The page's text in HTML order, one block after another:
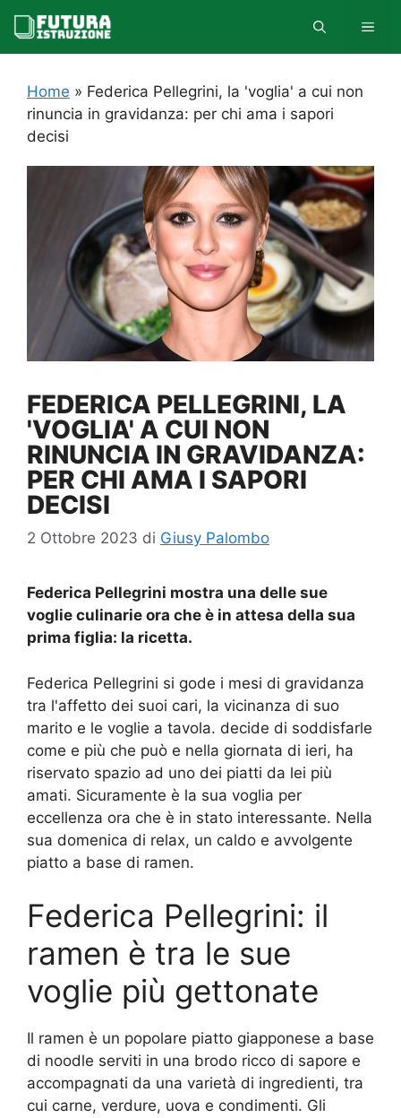
contenuto
Home » Federica Pellegrini, la 'voglia' a cui non
rinuncia in gravidanza: per chi ama i sapori
decisi
FEDERICA PELLEGRINI, LA
'VOGLIA' A CUI NON
RINUNCIA IN GRAVIDANZA:
PER CHI AMA I SAPORI
DECISI
2 Ottobre 2023 di Giusy Palombo
Federica Pellegrini mostra una delle sue
voglie culinarie ora che è in attesa della sua
prima figlia: la ricetta.
Federica Pellegrini si gode i mesi di gravidanza
tra l'affetto dei suoi cari, la vicinanza di suo
marito e le voglie a tavola. decide di soddisfarle
come e più che può e nella giornata di ieri, ha
riservato spazio ad uno dei piatti da lei più
amati. Sicuramente è la sua voglia per
eccellenza ora che è in stato interessante. Nella
sua domenica di relax, un caldo e avvolgente
piatto a base di ramen.
Federica Pellegrini: il
ramen è tra le sue
voglie più gettonate
Il ramen è un popolare piatto giapponese a base
di noodle serviti in una brodo ricco di sapore e
accompagnati da una varietà di ingredienti, tra
cui carne, verdure, uova e condimenti. Gli